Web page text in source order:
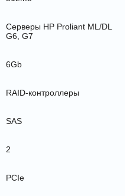
Серверы HP Proliant ML/DL
G6, G7
6Gb
RAID-контроллеры
SAS
2
PCIe